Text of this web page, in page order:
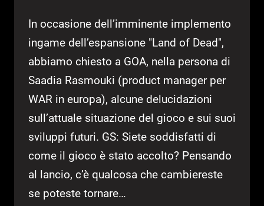
In occasione dell’imminente implemento
ingame dell’espansione "Land of Dead",
abbiamo chiesto a GOA, nella persona di
Saadia Rasmouki (product manager per
WAR in europa), alcune delucidazioni
sull’attuale situazione del gioco e sui suoi
sviluppi futuri. GS: Siete soddisfatti di
come il gioco è stato accolto? Pensando
al lancio, c’è qualcosa che cambiereste
se poteste tornare…